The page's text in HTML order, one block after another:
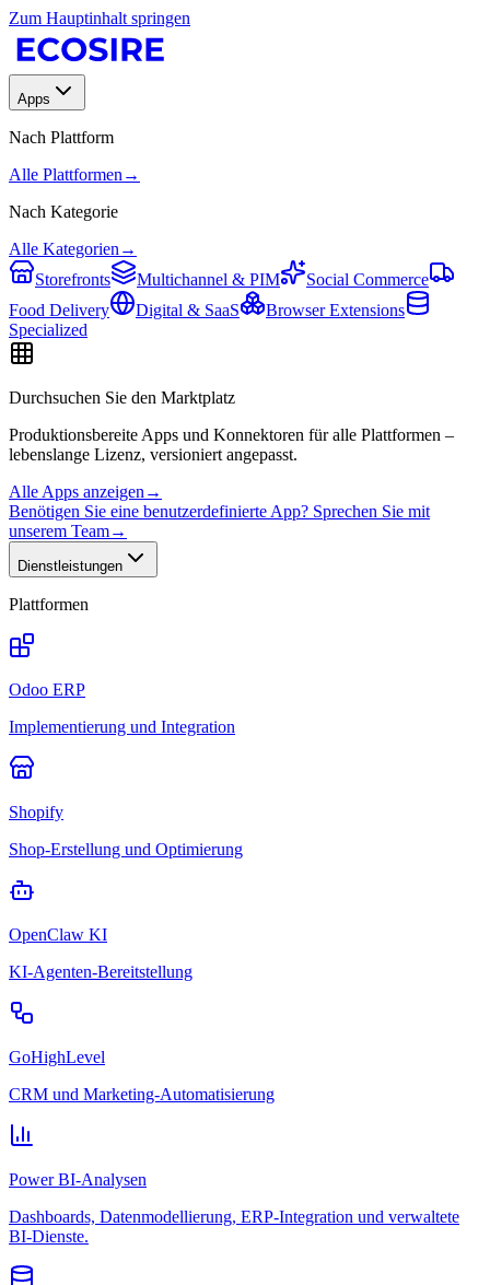
Zum Hauptinhalt springen
Apps
Nach Plattform
Alle Plattformen →
Nach Kategorie
Alle Kategorien →
Storefronts
Multichannel & PIM
Social Commerce
Food Delivery
Digital & SaaS
Browser Extensions
Specialized
Durchsuchen Sie den Marktplatz
Produktionsbereite Apps und Konnektoren für alle Plattformen –
lebenslange Lizenz, versioniert angepasst.
Alle Apps anzeigen →
Benötigen Sie eine benutzerdefinierte App? Sprechen Sie mit
unserem Team→
Dienstleistungen
Plattformen
Odoo ERP
Implementierung und Integration
Shopify
Shop-Erstellung und Optimierung
OpenClaw KI
KI-Agenten-Bereitstellung
GoHighLevel
CRM und Marketing-Automatisierung
Power BI-Analysen
Dashboards, Datenmodellierung, ERP-Integration und verwaltete
BI-Dienste.